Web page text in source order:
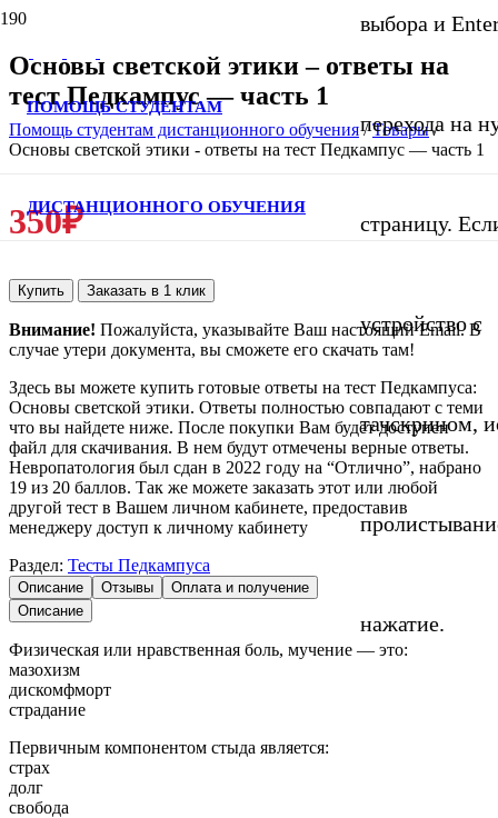
ПОМОЩЬ СТУДЕНТАМ
ДИСТАНЦИОННОГО ОБУЧЕНИЯ
выбора и
перехода на
страницу.
устройство с
тачскрином,
нажатие.
Основы светской этики – ответы на
тест Педкампус — часть 1
Помощь студентам дистанционного обучения/Товары/
Основы светской этики - ответы на тест Педкампус — часть 1
350₽
Купить Заказать в 1 клик
Внимание! Пожалуйста, указывайте Ваш настоящий Email. В
случае утери документа, вы сможете его скачать там!
Здесь вы можете купить готовые ответы на тест Педкампуса:
Основы светской этики. Ответы полностью совпадают с теми
что вы найдете ниже. После покупки Вам будет доступен
файл для скачивания. В нем будут отмечены верные ответы.
Невропатология был сдан в 2022 году на “Отлично”, набрано
19 из 20 баллов. Так же можете заказать этот или любой
другой тест в Вашем личном кабинете, предоставив
менеджеру доступ к личному кабинету
Раздел: Тесты Педкампуса
Описание Отзывы
Оплата и получение
Описание
Физическая или нравственная боль, мучение — это:
мазохизм
дискомфморт
страдание
Первичным компонентом стыда является:
страх
долг
свобода